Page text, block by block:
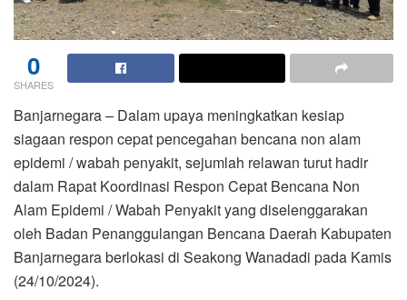
0
SHARES
Banjarnegara – Dalam upaya meningkatkan kesiap
siagaan respon cepat pencegahan bencana non alam
epidemi / wabah penyakit, sejumlah relawan turut hadir
dalam Rapat Koordinasi Respon Cepat Bencana Non
Alam Epidemi / Wabah Penyakit yang diselenggarakan
oleh Badan Penanggulangan Bencana Daerah Kabupaten
Banjarnegara berlokasi di Seakong Wanadadi pada Kamis
(24/10/2024).